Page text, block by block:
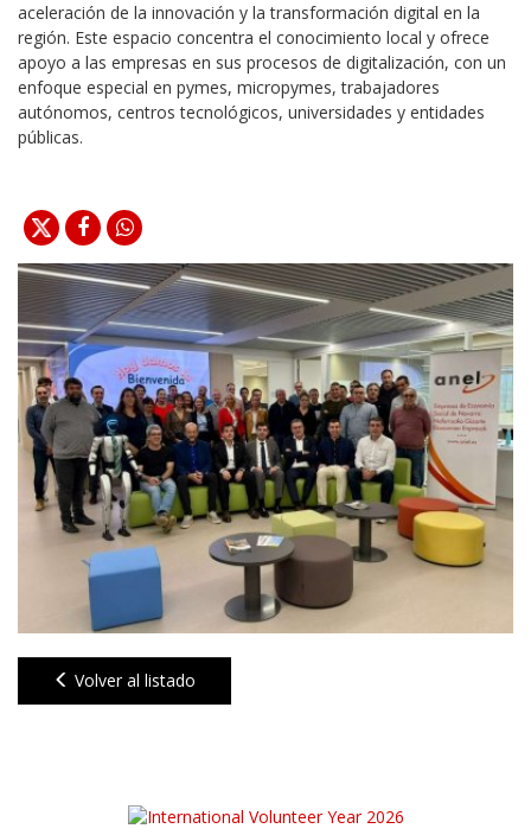
aceleración de la innovación y la transformación digital en la
región. Este espacio concentra el conocimiento local y ofrece
apoyo a las empresas en sus procesos de digitalización, con un
enfoque especial en pymes, micropymes, trabajadores
autónomos, centros tecnológicos, universidades y entidades
públicas.
Volver al listado